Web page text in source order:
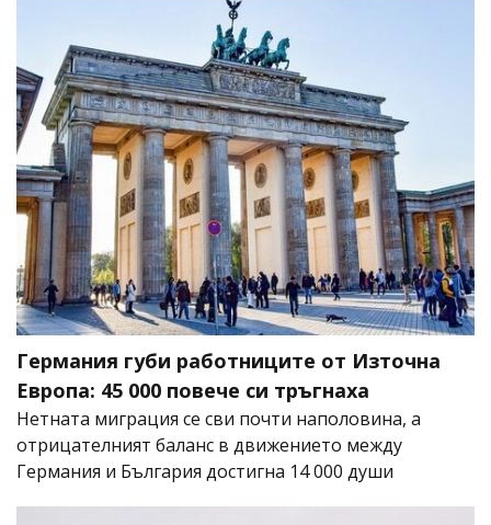
Германия губи работниците от Източна
Европа: 45 000 повече си тръгнаха
Нетната миграция се сви почти наполовина, а
отрицателният баланс в движението между
Германия и България достигна 14 000 души